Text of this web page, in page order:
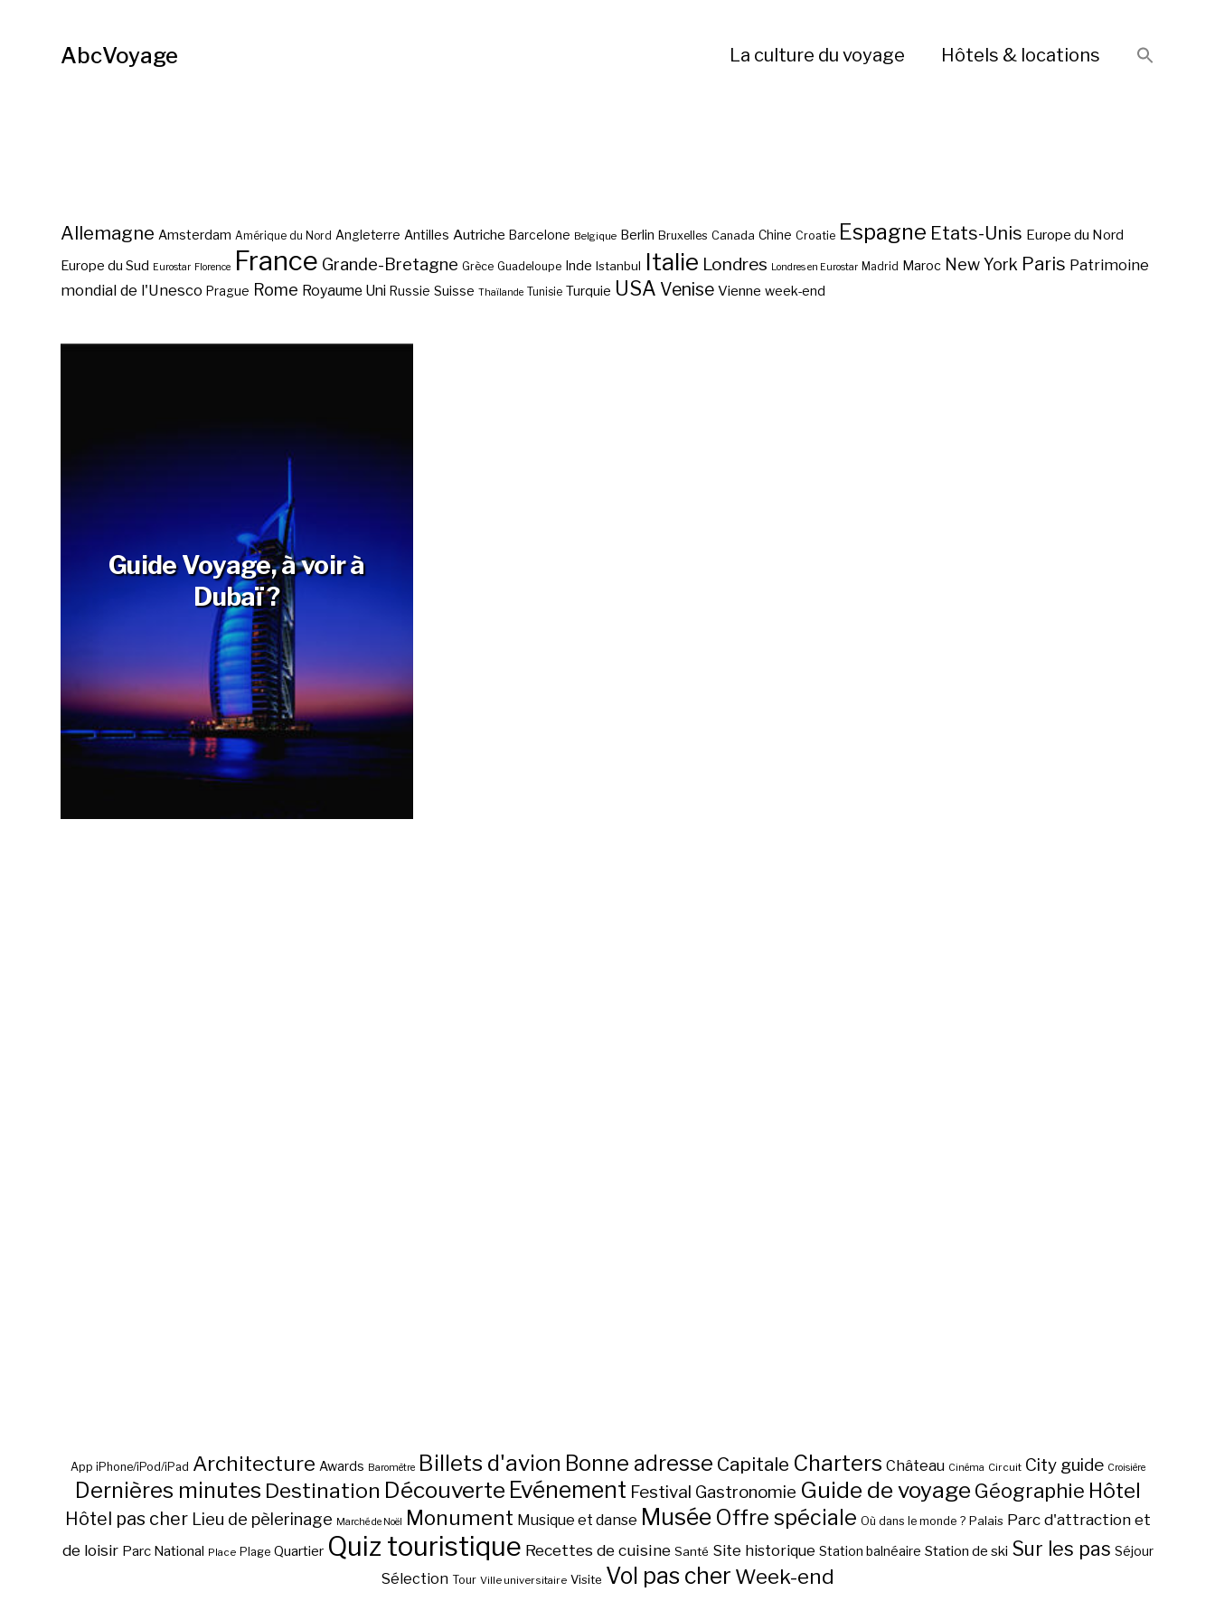
AbcVoyage La culture du voyage Hôtels & locations
Allemagne Amsterdam Amérique du Nord Angleterre Antilles Autriche Barcelone Belgique Berlin Bruxelles Canada Chine Croatie Espagne Etats-Unis Europe du Nord
Europe du Sud Eurostar Florence France Grande-Bretagne Grèce Guadeloupe Inde Istanbul Italie Londres Londres en Eurostar Madrid Maroc New York Paris Patrimoine
mondial de l'Unesco Prague Rome Royaume Uni Russie Suisse Thaïlande Tunisie Turquie USA Venise Vienne week-end
Guide Voyage, à voir à
Dubaï ?
App iPhone/iPod/iPad Architecture Awards Baromètre Billets d'avion Bonne adresse Capitale Charters Château Cinéma Circuit City guide Croisière
Dernières minutes Destination Découverte Evénement Festival Gastronomie Guide de voyage Géographie Hôtel
Hôtel pas cher Lieu de pèlerinage Marché de Noël Monument Musique et danse Musée Offre spéciale Où dans le monde ? Palais Parc d'attraction et
de loisir Parc National Place Plage Quartier Quiz touristique Recettes de cuisine Santé Site historique Station balnéaire Station de ski Sur les pas Séjour
Sélection Tour Ville universitaire Visite Vol pas cher Week-end